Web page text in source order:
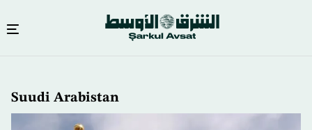
atlaSuudi Arabistan